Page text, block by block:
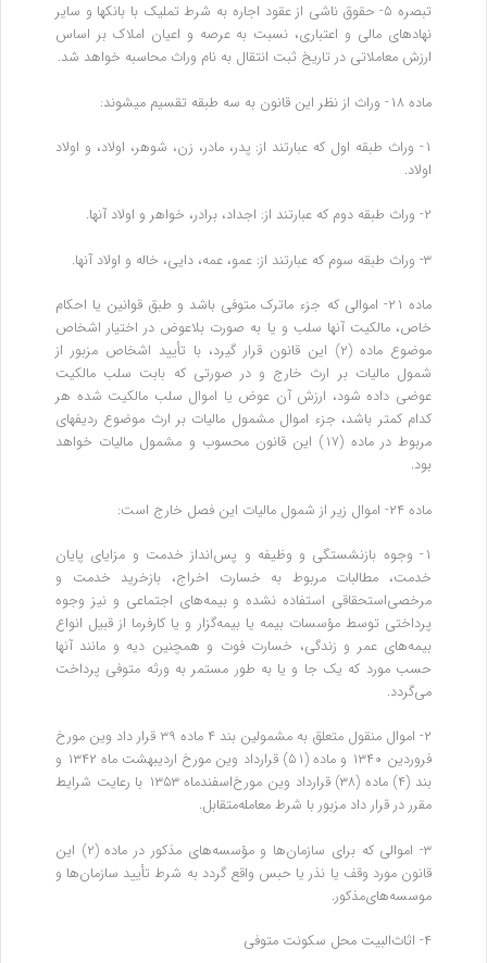
تبصره ۵- حقوق ناشی از عقود اجاره به شرط تملیک با بانکها و سایر
نهادهای مالی و اعتباری، نسبت به عرصه و اعیان املاک بر اساس
ارزش معاملاتی در تاریخ ثبت انتقال به نام وراث محاسبه خواهد شد.
‌ماده ۱۸- وراث از نظر این قانون به سه طبقه تقسیم میشوند:
۱- وراث طبقه اول که عبارتند از: پدر، مادر، زن، شوهر، اولاد، و اولاد
اولاد.
۲- وراث طبقه دوم که عبارتند از: اجداد، برادر، خواهر و اولاد آنها.
۳- وراث طبقه سوم که عبارتند از: عمو، عمه، دایی، خاله و اولاد آنها.
ماده ۲۱- اموالی که جزء ماترک متوفی باشد و طبق قوانین یا احکام
خاص، مالکیت آنها سلب و یا به صورت بلاعوض در اختیار اشخاص
موضوع ماده (۲) این قانون قرار گیرد، با تأیید اشخاص مزبور از
شمول مالیات بر ارث خارج و در صورتی که بابت سلب مالکیت
عوضی داده شود، ارزش آن عوض یا اموال سلب مالکیت شده هر
کدام کمتر باشد، جزء اموال مشمول مالیات بر ارث موضوع ردیفهای
مربوط در ماده (۱۷) این قانون محسوب و مشمول مالیات خواهد
بود.
‌ماده ۲۴- اموال زیر از شمول مالیات این فصل خارج است:
۱- وجوه بازنشستگی و وظیفه و پس‌انداز خدمت و مزایای پایان
خدمت، مطالبات مربوط به خسارت اخراج، بازخرید خدمت و
مرخصی‌استحقاقی استفاده نشده و بیمه‌های اجتماعی و نیز وجوه
پرداختی توسط مؤسسات بیمه یا بیمه‌گزار و یا کارفرما از قبیل‌ انواع
بیمه‌های عمر و زندگی، خسارت فوت و همچنین دیه و مانند آنها
حسب مورد که یک‌ جا و یا به طور مستمر به ورثه متوفی پرداخت
می‌گردد.
۲- اموال منقول متعلق به مشمولین بند ۴ ماده ۳۹ قرار داد وین مورخ
فروردین ۱۳۴۰ و ماده (۵۱) قرارداد وین مورخ اردیبهشت ماه ۱۳۴۲ و
بند (۴) ماده (۳۸) قرارداد وین مورخ‌اسفندماه ۱۳۵۳ با رعایت شرایط
مقرر در قرار داد مزبور با شرط معامله‌متقابل.
۳- اموالی که برای سازمان‌ها و مؤسسه‌های مذکور در ماده (۲) این
قانون مورد وقف یا نذر یا حبس واقع گردد به شرط تأیید سازمان‌ها و
موسسه‌های‌مذکور.
۴- اثاث‌البیت محل سکونت متوفی